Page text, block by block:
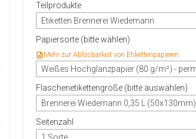
Teilprodukte
Etiketten Brennerei Wiedemann
Papiersorte (bitte wählen)
Mehr zur Ablösbarkeit von Etikettenpapieren
Flaschenetikettengröße (bitte auswählen)
Brennerei Wiedemann 0,35 L (50x130mm)
Seitenzahl